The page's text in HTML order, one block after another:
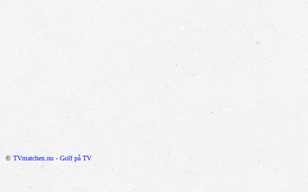
© TVmatchen.nu - Golf på TV